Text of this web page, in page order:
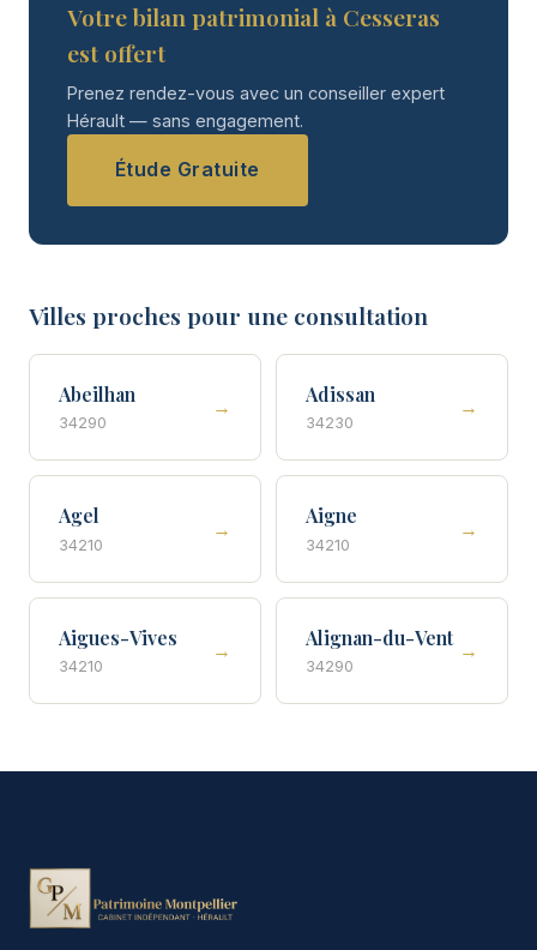
Votre bilan patrimonial à Cesseras
est offert
Prenez rendez-vous avec un conseiller expert
Hérault — sans engagement.
Étude Gratuite
Villes proches pour une consultation
Abeilhan
34290
→
Adissan
34230
→
Agel
34210
→
Aigne
34210
→
Aigues-Vives
34210
→
Alignan-du-Vent
34290
→